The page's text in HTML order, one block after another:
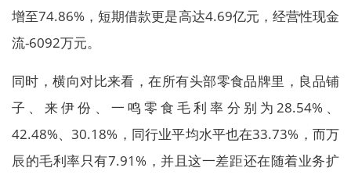
增至74.86%，短期借款更是高达4.69亿元，经营性现金
流-6092万元。
同时，横向对比来看，在所有头部零食品牌里，良品铺
子、来伊份、一鸣零食毛利率分别为28.54%、
42.48%、30.18%，同行业平均水平也在33.73%，而万
辰的毛利率只有7.91%，并且这一差距还在随着业务扩